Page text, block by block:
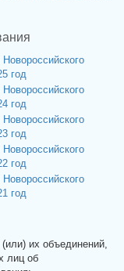
год
год
год
год
год
их объединений,
лиц об